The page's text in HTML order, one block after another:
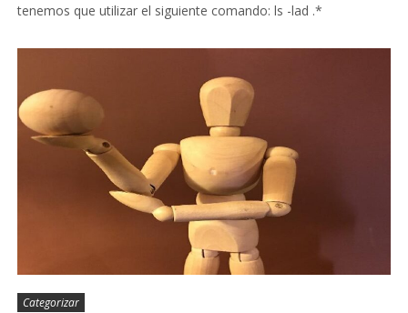
tenemos que utilizar el siguiente comando: ls -lad .*
Categorizar